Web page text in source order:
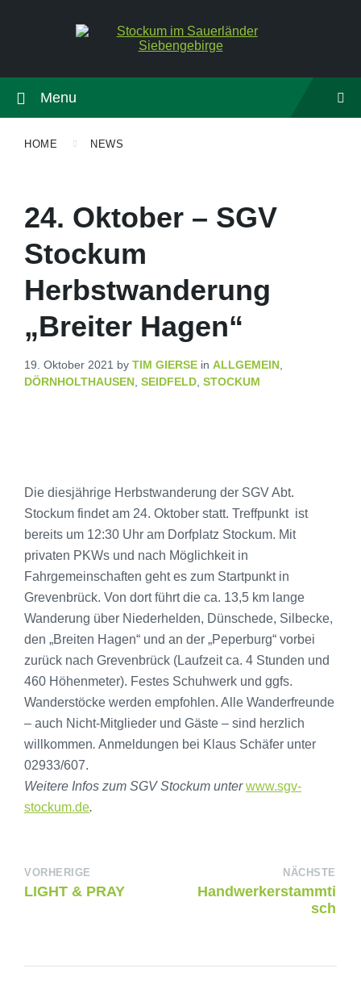
Menu
HOME NEWS
24. Oktober – SGV
Stockum
Herbstwanderung
„Breiter Hagen“
19. Oktober 2021 by TIM GIERSE in ALLGEMEIN
DÖRNHOLTHAUSEN SEIDFELD STOCKUM
Die diesjährige Herbstwanderung der SGV Abt.
Stockum findet am 24. Oktober statt. Treffpunkt ist
bereits um 12:30 Uhr am Dorfplatz Stockum. Mit
privaten PKWs und nach Möglichkeit in
Fahrgemeinschaften geht es zum Startpunkt in
Grevenbrück. Von dort führt die ca. 13,5 km lange
Wanderung über Niederhelden, Dünschede, Silbecke,
den „Breiten Hagen“ und an der „Peperburg“ vorbei
zurück nach Grevenbrück (Laufzeit ca. 4 Stunden und
460 Höhenmeter). Festes Schuhwerk und ggfs.
Wanderstöcke werden empfohlen. Alle Wanderfreunde
– auch Nicht-Mitglieder und Gäste – sind herzlich
willkommen. Anmeldungen bei Klaus Schäfer unter
02933/607.
Weitere Infos zum SGV Stockum unterwww.sgv-
stockum.de.
VORHERIGE
LIGHT & PRAY
NÄCHSTE
Handwerkerstammti
sch